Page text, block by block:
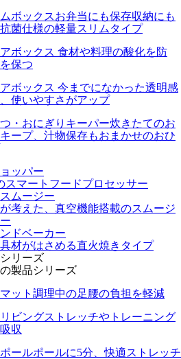
ボックスお弁当にも保存収納にも
菌仕様の軽量スリムタイプ
ボックス 食材や料理の酸化を防
保つ
ボックス 今までになかった透明感
使いやすさがアップ
・おにぎりキーパー炊きたてのお
ープ、汁物保存もおまかせのおひ
ッパー
スマートフードプロセッサー
ムージー
考えた、真空機能搭載のスムージ
ドベーカー
材がはさめる直火焼きタイプ
リーズ
製品シリーズ
ット 調理中の足腰の負担を軽減
ビングストレッチやトレーニング
収
ールポールに5分、快適ストレッチ